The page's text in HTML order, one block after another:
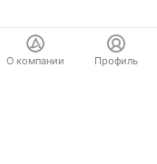
О компании Профиль